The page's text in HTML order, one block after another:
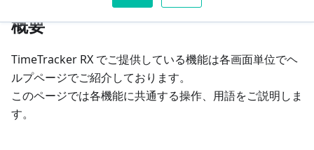
概要
TimeTracker RX でご提供している機能は各画面単位でヘ
ルプページでご紹介しております。
このページでは各機能に共通する操作、用語をご説明しま
す。